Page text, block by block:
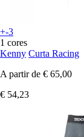
+-3
1 cores
Kenny Curta Racing
A partir de € 65,00
€ 54,23